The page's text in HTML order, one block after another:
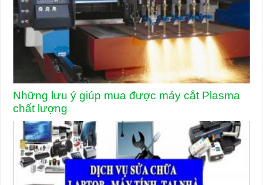
Những lưu ý giúp mua được máy cắt Plasma
chất lượng